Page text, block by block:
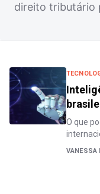
direito tributário
O que
VANESSA